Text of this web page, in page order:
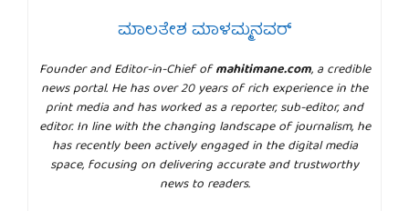
ಮಾಲತೇಶ ಮಾಳಮ್ಮನವರ್
Founder and Editor-in-Chief ofmahitimane.com, a credible
news portal. He has over 20 years of rich experience in the
print media and has worked as a reporter, sub-editor, and
editor. In line with the changing landscape of journalism, he
has recently been actively engaged in the digital media
space, focusing on delivering accurate and trustworthy
news to readers.